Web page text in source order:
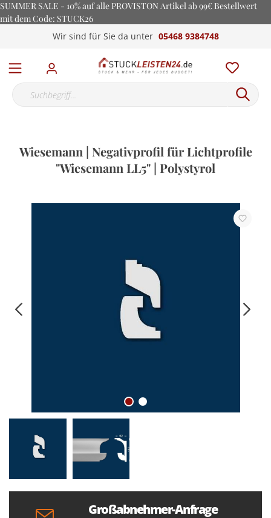
SUMMER SALE - 10% auf alle PROVISTON Artikel ab 99€ Bestellwert
mit dem Code: STUCK26
Wir sind für Sie da unter 05468 9384748
Wiesemann | Negativprofil für Lichtprofile
"Wiesemann LL5" | Polystyrol
Großabnehmer-Anfrage